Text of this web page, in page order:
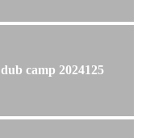
dub camp 2024125